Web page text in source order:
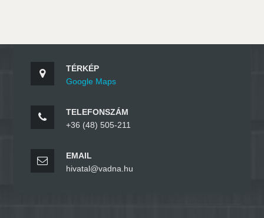
TÉRKÉP
Google Maps
TELEFONSZÁM
+36 (48) 505-211
EMAIL
hivatal@vadna.hu